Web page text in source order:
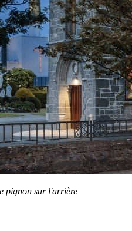
pignon sur l'arrière